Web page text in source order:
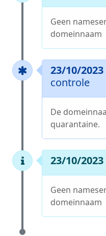
Geen
domeinnaam
23/10/2023
controle
De
quarantaine.
23/10/2023
Geen
domeinnaam